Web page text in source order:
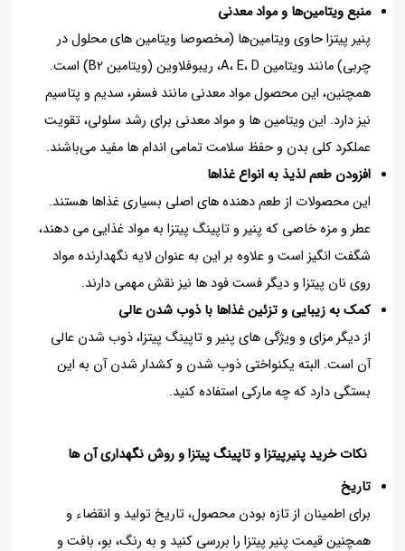
منبعویتامین‌ها و مواد معدنی
پنیر پیتزا حاوی ویتامین‌ها (مخصوصا ویتامین های محلول در
چربی) مانند ویتامین A، E، D، ریبوفلاوین (ویتامین B2) است.
همچنین، این محصول مواد معدنی مانند فسفر، سدیم و پتاسیم
نیز دارد. این ویتامین ها و مواد معدنی برای رشد سلولی، تقویت
عملکرد کلی بدن و حفظ سلامت تمامی اندام ها مفید می‌باشند.
افزودن طعم لذیذ به انواع غذاها
این محصولات از طعم دهنده های اصلی بسیاری غذاها هستند.
عطر و مزه خاصی که پنیر و تاپینگ پیتزا به مواد غذایی می دهند،
شگفت انگیز است و علاوه بر این به عنوان لایه نگهدارنده مواد
روی نان پیتزا و دیگر فست فود ها نیز نقش مهمی دارند.
کمک به زیبایی و تزئین غذاها با ذوب شدن عالی
از دیگر مزای و ویژگی های پنیر و تاپینگ پیتزا، ذوب شدن عالی
آن است. البته یکنواختی ذوب شدن و کشدار شدن آن به این
بستگی دارد که چه مارکی استفاده کنید.
نکات خرید پنیرپیتزا و تاپینگ پیتزاو روش نگهداری آن ها
تاریخ
برای اطمینان از تازه بودن محصول، تاریخ تولید و انقضاء و
همچنین قیمت پنیر پیتزا را بررسی کنید و به رنگ، بو، بافت و